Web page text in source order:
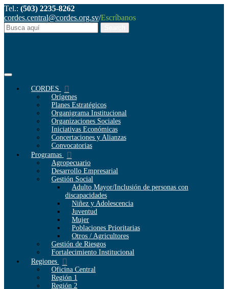
Tel.: (503) 2235-8262
cordes.central@cordes.org.sv/Escríbanos
CORDES
Orígenes
Planes Estratégicos
Organigrama Institucional
Organizaciones Sociales
Iniciativas Económicas
Concertaciones y Alianzas
Convocatorias
Programas
Agropecuario
Desarrollo Empresarial
Gestión Social
Adulto Mayor/Inclusión de personas con
discapacidades
Niñez y Adolescencia
Juventud
Mujer
Poblaciones Prioritarias
Otros / Agricultores
Gestión de Riesgos
Fortalecimiento Institucional
Regiones
Oficina Central
Región 1
Región 2